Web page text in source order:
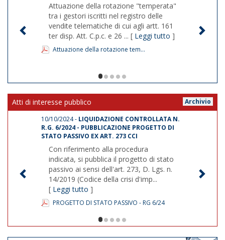
Attuazione della rotazione "temperata"
tra i gestori iscritti nel registro delle
vendite telematiche di cui agli artt. 161
ter disp. Att. C.p.c. e 26 ... [ Leggi tutto ]
Attuazione della rotazione tem...
1/5
Archivio
Atti di interesse pubblico
10/10/2024 - LIQUIDAZIONE CONTROLLATA N.
R.G. 6/2024 - PUBBLICAZIONE PROGETTO DI
STATO PASSIVO EX ART. 273 CCI
Con riferimento alla procedura
indicata, si pubblica il progetto di stato
passivo ai sensi dell'art. 273, D. Lgs. n.
14/2019 (Codice della crisi d'imp...
[ Leggi tutto ]
PROGETTO DI STATO PASSIVO - RG 6/24
1/5